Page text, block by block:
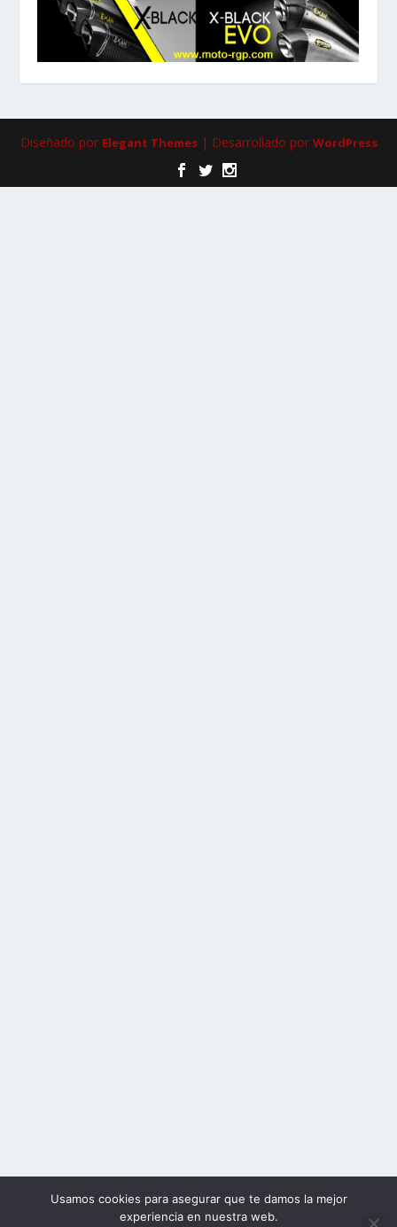
Diseñado por Elegant Themes| Desarrollado por WordPress
Usamos cookies para asegurar que te damos la mejor
experiencia en nuestra web.